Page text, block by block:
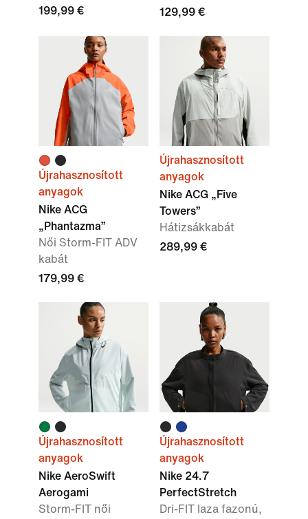
199,99 €
129,99 €
Újrahasznosított
anyagok
Nike ACG
„Phantazma”
Női Storm-FIT ADV
kabát
179,99 €
Újrahasznosított
anyagok
Nike ACG „Five
Towers”
Hátizsákkabát
289,99 €
Újrahasznosított
anyagok
Nike AeroSwift
Aerogami
Storm-FIT női
Újrahasznosított
anyagok
Nike 24.7
PerfectStretch
Dri-FIT laza fazonú,